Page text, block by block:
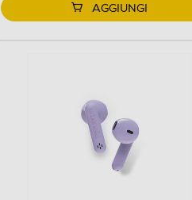
AGGIUNGI